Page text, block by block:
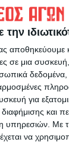
αποθηκεύουμε
σε μια
για
και
υπηρεσιών. Με
να
τέσσερα
οι
ένας μετά
το ματς
δεν
να
το
απ την